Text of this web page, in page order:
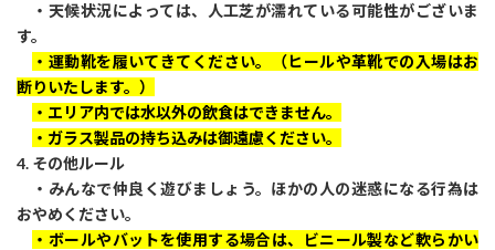
・天候状況によっては、人工芝が濡れている可能性がございま
す。
・運動靴を履いてきてください。（ヒールや革靴での入場はお
断りいたします。）
・エリア内では水以外の飲食はできません。
・ガラス製品の持ち込みは御遠慮ください。
4. その他ルール
・みんなで仲良く遊びましょう。ほかの人の迷惑になる行為は
おやめください。
・ボールやバットを使用する場合は、ビニール製など軟らかい